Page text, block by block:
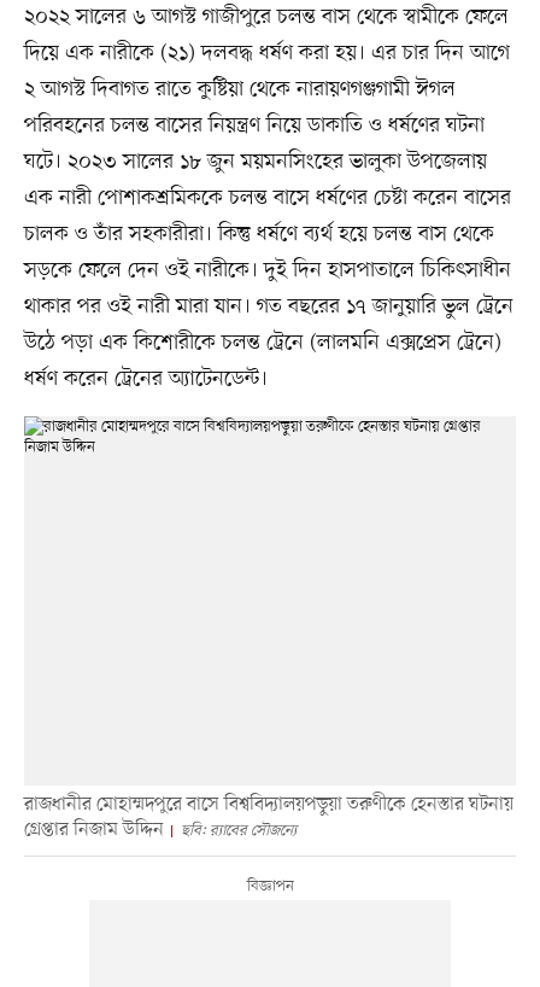
২০২২ সালের ৬ আগস্ট গাজীপুরে চলন্ত বাস থেকে স্বামীকে ফেলে
দিয়ে এক নারীকে (২১) দলবদ্ধ ধর্ষণ করা হয়। এর চার দিন আগে
২ আগস্ট দিবাগত রাতে কুষ্টিয়া থেকে নারায়ণগঞ্জগামী ঈগল
পরিবহনের চলন্ত বাসের নিয়ন্ত্রণ নিয়ে ডাকাতি ও ধর্ষণের ঘটনা
ঘটে। ২০২৩ সালের ১৮ জুন ময়মনসিংহের ভালুকা উপজেলায়
এক নারী পোশাকশ্রমিককে চলন্ত বাসে ধর্ষণের চেষ্টা করেন বাসের
চালক ও তাঁর সহকারীরা। কিন্তু ধর্ষণে ব্যর্থ হয়ে চলন্ত বাস থেকে
সড়কে ফেলে দেন ওই নারীকে। দুই দিন হাসপাতালে চিকিৎসাধীন
থাকার পর ওই নারী মারা যান। গত বছরের ১৭ জানুয়ারি ভুল ট্রেনে
উঠে পড়া এক কিশোরীকে চলন্ত ট্রেনে (লালমনি এক্সপ্রেস ট্রেনে)
ধর্ষণ করেন ট্রেনের অ্যাটেনডেন্ট।
রাজধানীর মোহাম্মদপুরে বাসে বিশ্ববিদ্যালয়পড়ুয়া তরুণীকে হেনস্তার ঘটনায়
গ্রেপ্তার নিজাম উদ্দিন
ছবি: র‌্যাবের সৌজন্যে